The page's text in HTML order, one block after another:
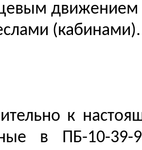
движением
(кабинами).
к
в ПБ-10-39-